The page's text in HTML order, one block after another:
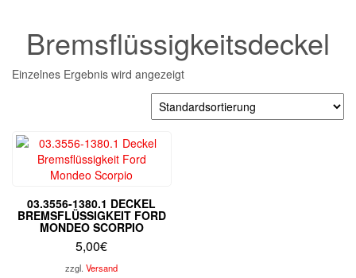
Bremsflüssigkeitsdeckel
Einzelnes Ergebnis wird angezeigt
03.3556-1380.1 DECKEL
BREMSFLÜSSIGKEIT FORD
MONDEO SCORPIO
5,00€
zzgl.Versand